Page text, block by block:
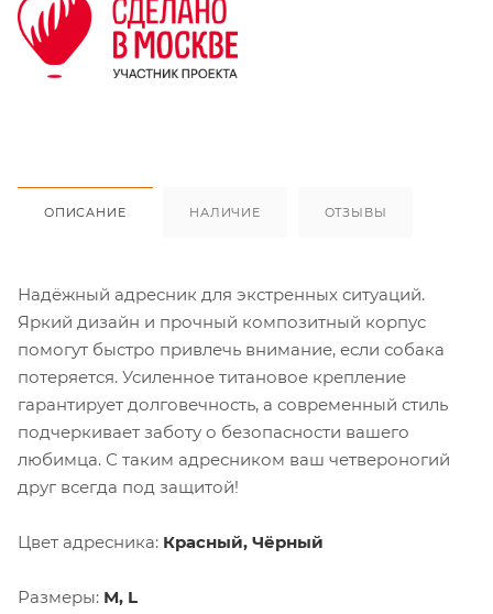
ОПИСАНИЕ НАЛИЧИЕ ОТЗЫВЫ
Надёжный адресник для экстренных ситуаций.
Яркий дизайн и прочный композитный корпус
помогут быстро привлечь внимание, если собака
потеряется. Усиленное титановое крепление
гарантирует долговечность, а современный стиль
подчеркивает заботу о безопасности вашего
любимца. С таким адресником ваш четвероногий
друг всегда под защитой!
Цвет адресника: Красный, Чёрный
Размеры: М, L